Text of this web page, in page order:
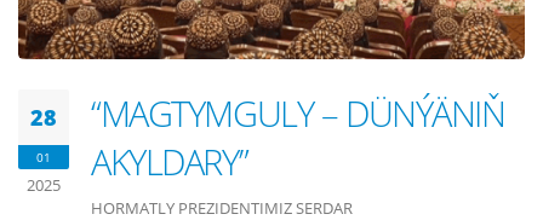
28
01
2025
“MAGTYMGULY – DÜNÝÄNIŇ
AKYLDARY”
HORMATLY PREZIDENTIMIZ SERDAR